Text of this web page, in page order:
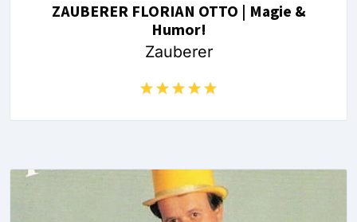
ZAUBERER FLORIAN OTTO | Magie &
Humor!
Zauberer